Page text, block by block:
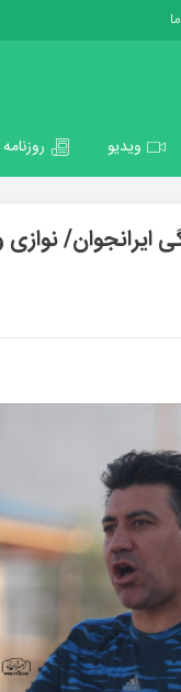
ویدیو روزنامه
ایرانجوان/